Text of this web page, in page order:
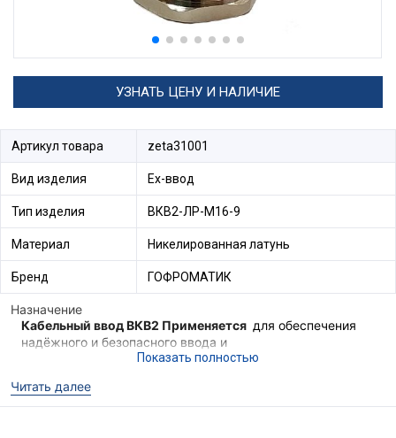
УЗНАТЬ ЦЕНУ И НАЛИЧИЕ
Артикул товара zeta31001
Вид изделия Ех-ввод
Тип изделия ВКВ2-ЛР-М16-9
Материал Никелированная латунь
Бренд ГОФРОМАТИК
Назначение
Кабельный ввод ВКВ2 Применяется для обеспечения
надёжного и безопасного ввода и
небронированного кабеля, в корпус
II группы в местах (кроме подземных выработок шахт и
их наземных строений), опасных по взрывоопасным
Читать далее